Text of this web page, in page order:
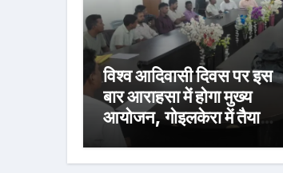
विश्व आदिवासी दिवस पर इस
बार आराहसा में होगा मुख्य
आयोजन, गोइलकेरा में तैयारी
बैठक संपन्न